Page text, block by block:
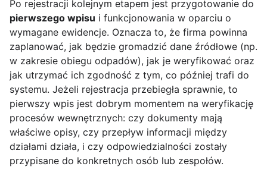
Po rejestracji kolejnym etapem jest przygotowanie do
pierwszego wpisu i funkcjonowania w oparciu o
wymagane ewidencje. Oznacza to, że firma powinna
zaplanować, jak będzie gromadzić dane źródłowe (np.
w zakresie obiegu odpadów), jak je weryfikować oraz
jak utrzymać ich zgodność z tym, co później trafi do
systemu. Jeżeli rejestracja przebiegła sprawnie, to
pierwszy wpis jest dobrym momentem na weryfikację
procesów wewnętrznych: czy dokumenty mają
właściwe opisy, czy przepływ informacji między
działami działa, i czy odpowiedzialności zostały
przypisane do konkretnych osób lub zespołów.